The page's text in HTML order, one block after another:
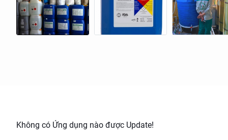
Không có Ứng dụng nào được Update!